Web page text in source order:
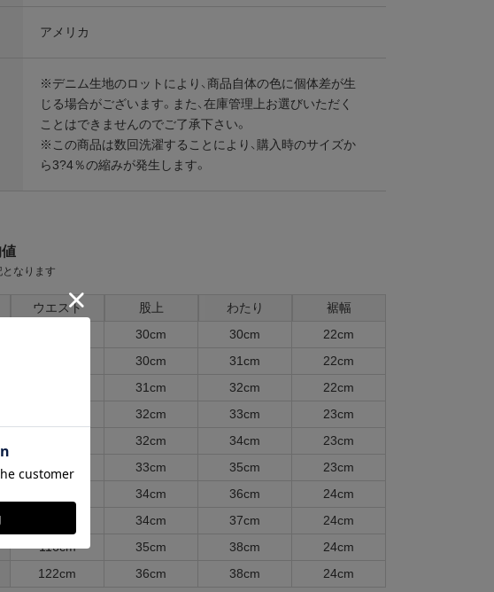
アメリカ
※デニム生地のロットにより、商品自体の色に個体差が生
じる場合がございます。また、在庫管理上お選びいただく
ことはできませんのでご了承下さい。
※この商品は数回洗濯することにより、購入時のサイズか
ら3?4％の縮みが発生します。
なります
ウエスト 股上 わたり
裾幅
30cm 30cm
22cm
30cm 31cm
22cm
31cm 32cm
22cm
32cm 33cm
23cm
32cm 34cm
23cm
100cm 33cm 35cm
23cm
34cm 36cm
24cm
34cm 37cm
24cm
116cm 35cm 38cm
24cm
122cm 36cm 38cm 24cm